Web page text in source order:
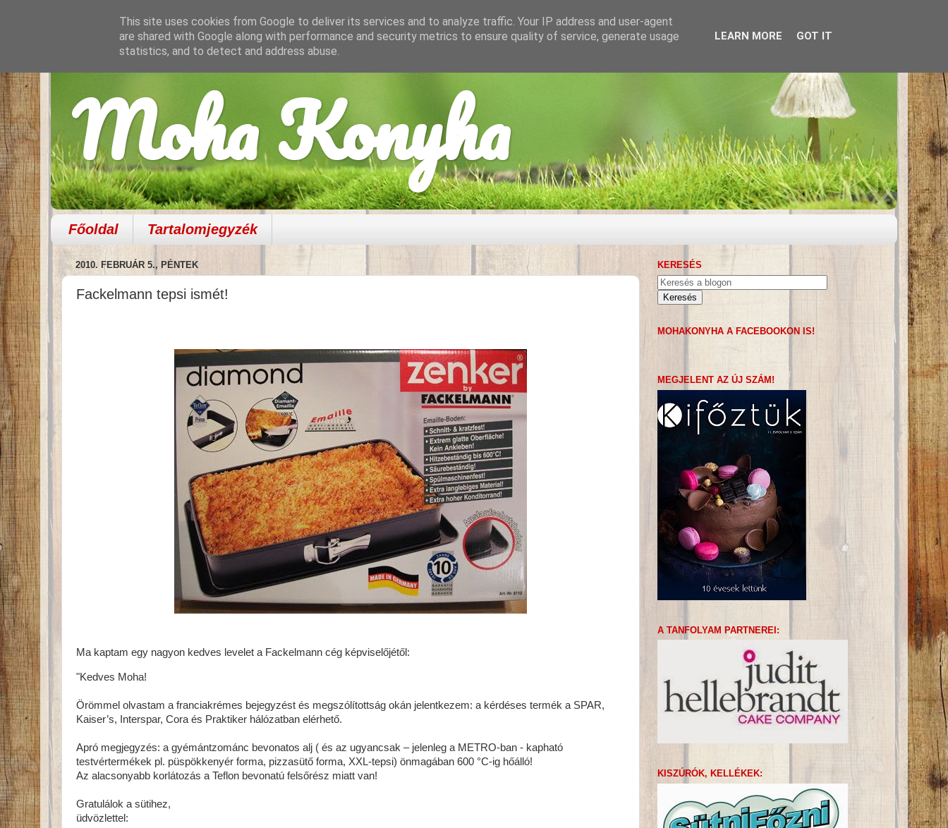
Moha Konyha
Főoldal Tartalomjegyzék
2010. FEBRUÁR 5., PÉNTEK
Fackelmann tepsi ismét!
Ma kaptam egy nagyon kedves levelet a Fackelmann cég képviselőjétől:
"Kedves Moha!
Örömmel olvastam a franciakrémes bejegyzést és megszólítottság okán jelentkezem: a kérdéses termék a SPAR,
Kaiser’s, Interspar, Cora és Praktiker hálózatban elérhető.
Apró megjegyzés: a gyémántzománc bevonatos alj ( és az ugyancsak – jelenleg a METRO-ban - kapható
testvértermékek pl. püspökkenyér forma, pizzasütő forma, XXL-tepsi) önmagában 600 °C-ig hőálló!
Az alacsonyabb korlátozás a Teflon bevonatú felsőrész miatt van!
Gratulálok a sütihez,
üdvözlettel:
KERESÉS
MOHAKONYHA A FACEBOOKON IS!
MEGJELENT AZ ÚJ SZÁM!
A TANFOLYAM PARTNEREI:
KISZÚRÓK, KELLÉKEK:
This site uses cookies from Google to deliver its services and to analyze traffic. Your IP address and user-agent
are shared with Google along with performance and security metrics to ensure quality of service, generate usage
statistics, and to detect and address abuse.
LEARN MORE GOT IT